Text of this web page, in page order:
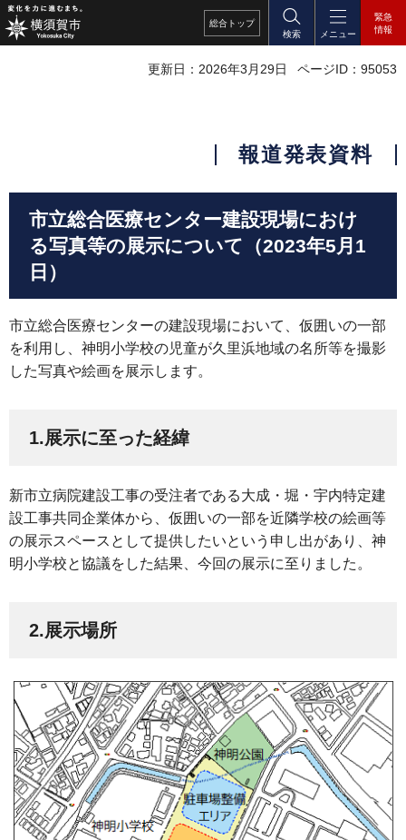
総合 トップ
検索
メニュー
緊急
情報
更新日：2026年3月29日 ページID：95053
報道発表資料
市立総合医療センター建設現場におけ
る写真等の展示について（2023年5月1
日）
市立総合医療センターの建設現場において、仮囲いの一部
を利用し、神明小学校の児童が久里浜地域の名所等を撮影
した写真や絵画を展示します。
1.展示に至った経緯
新市立病院建設工事の受注者である大成・堀・宇内特定建
設工事共同企業体から、仮囲いの一部を近隣学校の絵画等
の展示スペースとして提供したいという申し出があり、神
明小学校と協議をした結果、今回の展示に至りました。
2.展示場所